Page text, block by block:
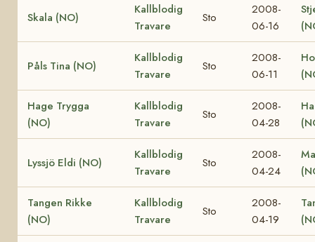
Skala (NO)
Kallblodig
Travare
Sto
2008-
06-16
Påls Tina (NO)
Kallblodig
Travare
Sto
2008-
06-11
Hage Trygga
(NO)
Kallblodig
Travare
Sto
2008-
04-28
Lyssjö Eldi (NO)
Kallblodig
Travare
Sto
2008-
04-24
Tangen Rikke
(NO)
Kallblodig
Travare
Sto
2008-
04-19